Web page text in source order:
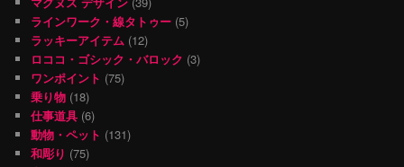
ラインワーク・線タトゥー (5)
ラッキーアイテム (12)
ロココ・ゴシック・バロック (3)
ワンポイント (75)
乗り物 (18)
仕事道具 (6)
動物・ペット (131)
和彫り (75)